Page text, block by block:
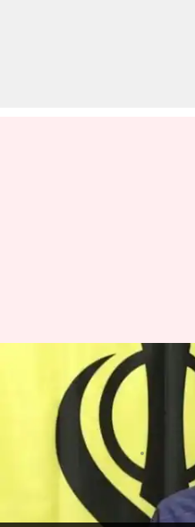
Gurpatwant
ఖలిస్తానీ ఉగ్రవాది
భగ్నం చేసిన
Sirish Praharaju Nov 23,
ఈ వార్తాకథనం ఏంటి